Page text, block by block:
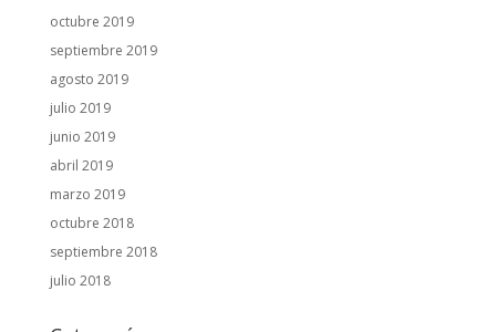
octubre 2019
septiembre 2019
agosto 2019
julio 2019
junio 2019
abril 2019
marzo 2019
octubre 2018
septiembre 2018
julio 2018